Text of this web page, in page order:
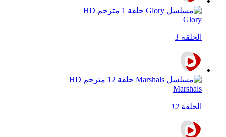
Glory
الحلقة 1
Marshals
الحلقة 12